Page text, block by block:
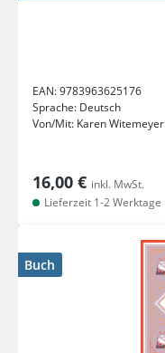
EAN:9783963625176
Sprache: Deutsch
Von/Mit: Karen Witemeyer
16,00 € inkl. MwSt.
Lieferzeit 1-2 Werktage
Buch